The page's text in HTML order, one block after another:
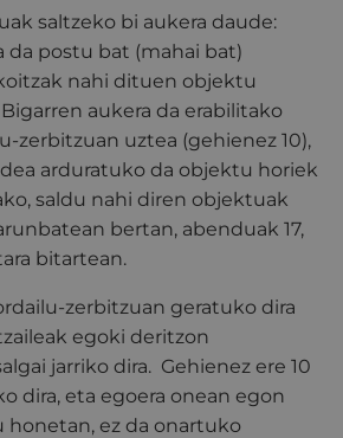
saltzeko bi aukera daude:
da postu bat (mahai bat)
nahi dituen objektu
aukera da erabilitako
zerbitzuan uztea (gehienez 10),
arduratuko da objektu horiek
saldu nahi diren objektuak
bertan, abenduak 17,
bitartean.
zerbitzuan geratuko dira
egoki deritzon
jarriko dira. Gehienez ere 10
dira, eta egoera onean egon
honetan, ez da onartuko